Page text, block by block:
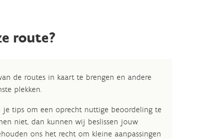
route?
de routes in kaart te brengen en andere
plekken.
je tips om een oprecht nuttige beoordeling te
niet, dan kunnen wij beslissen jouw
ons het recht om kleine aanpassingen